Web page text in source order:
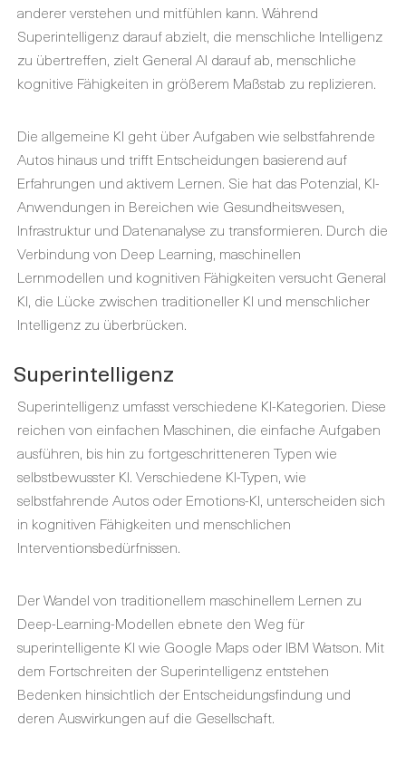
anderer verstehen und mitfühlen kann. Während
Superintelligenz darauf abzielt, die menschliche Intelligenz
zu übertreffen, zielt General AI darauf ab, menschliche
kognitive Fähigkeiten in größerem Maßstab zu replizieren.
Die allgemeine KI geht über Aufgaben wie selbstfahrende
Autos hinaus und trifft Entscheidungen basierend auf
Erfahrungen und aktivem Lernen. Sie hat das Potenzial, KI-
Anwendungen in Bereichen wie Gesundheitswesen,
Infrastruktur und Datenanalyse zu transformieren. Durch die
Verbindung von Deep Learning, maschinellen
Lernmodellen und kognitiven Fähigkeiten versucht General
KI, die Lücke zwischen traditioneller KI und menschlicher
Intelligenz zu überbrücken.
Superintelligenz
Superintelligenz umfasst verschiedene KI-Kategorien. Diese
reichen von einfachen Maschinen, die einfache Aufgaben
ausführen, bis hin zu fortgeschritteneren Typen wie
selbstbewusster KI. Verschiedene KI-Typen, wie
selbstfahrende Autos oder Emotions-KI, unterscheiden sich
in kognitiven Fähigkeiten und menschlichen
Interventionsbedürfnissen.
Der Wandel von traditionellem maschinellem Lernen zu
Deep-Learning-Modellen ebnete den Weg für
superintelligente KI wie Google Maps oder IBM Watson. Mit
dem Fortschreiten der Superintelligenz entstehen
Bedenken hinsichtlich der Entscheidungsfindung und
deren Auswirkungen auf die Gesellschaft.